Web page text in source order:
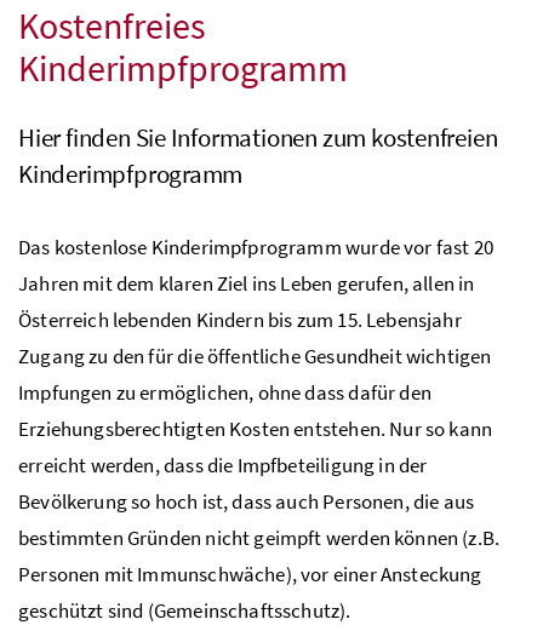
Kostenfreies
Kinderimpfprogramm
Hier finden Sie Informationen zum kostenfreien
Kinderimpfprogramm
Das kostenlose Kinderimpfprogramm wurde vor fast 20
Jahren mit dem klaren Ziel ins Leben gerufen, allen in
Österreich lebenden Kindern bis zum 15. Lebensjahr
Zugang zu den für die öffentliche Gesundheit wichtigen
Impfungen zu ermöglichen, ohne dass dafür den
Erziehungsberechtigten Kosten entstehen. Nur so kann
erreicht werden, dass die Impfbeteiligung in der
Bevölkerung so hoch ist, dass auch Personen, die aus
bestimmten Gründen nicht geimpft werden können (z.B.
Personen mit Immunschwäche), vor einer Ansteckung
geschützt sind (Gemeinschaftsschutz).